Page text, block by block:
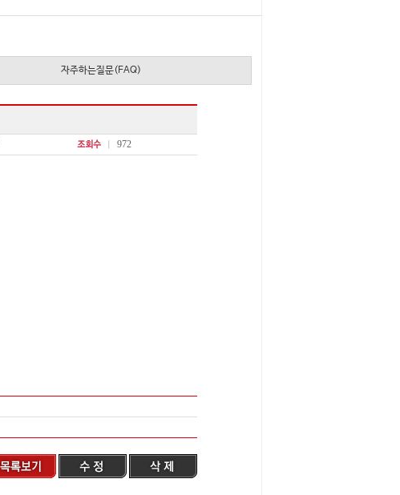
자주하는질문(FAQ)
972